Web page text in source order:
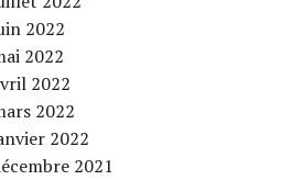
2022
2022
2022
2022
2022
2021